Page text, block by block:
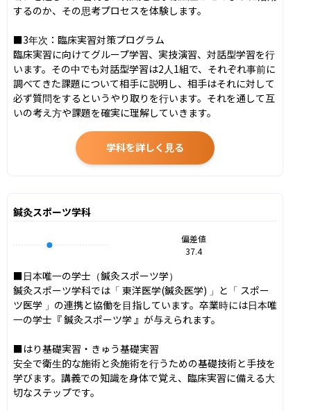
するのか、その思考プロセスを体験します。
■3年次：臨床実習対策プログラム
臨床実習に向けてグループ学習、実技演習、対話型学習を行
います。その中でも対話型学習は2人1組で、それぞれ事前に
調べてきた課題について相手に説明し、相手はそれに対して
必ず質問をするというやり取りを行います。それを通して互
いの考え方や課題を確実に理解していきます。
学科を詳しく見る
鍼灸スポーツ学科
偏差値
37.4
■日本唯一の学士（鍼灸スポーツ学）
鍼灸スポーツ学科では「 東洋医学(鍼灸医学) 」と「 スポー
ツ医学 」の連携と協働を目指しています。卒業時には日本唯
一の学士『 鍼灸スポーツ学 』が与えられます。
■はり基礎実習・きゅう基礎実習
安全で衛生的な施術と灸施術を行うための基礎技術と手技を
学びます。講義での知識を身体で覚え、臨床実習に備える大
切なステップです。